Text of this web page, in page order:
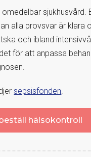
sjukhusvård.
alla provsvar är klara
och ibland
för att anpassa
sepsisfonden
hälsokontroll